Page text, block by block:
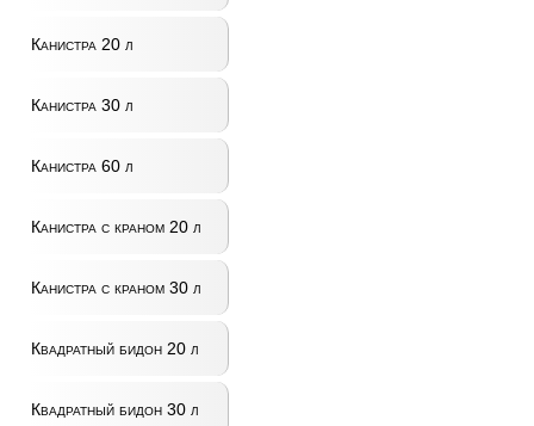
Канистра 20 л
Канистра 30 л
Канистра 60 л
Канистра с краном 20 л
Канистра с краном 30 л
Квадратный бидон 20 л
Квадратный бидон 30 л